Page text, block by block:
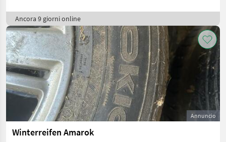
Ancora 9 giorni online
Annuncio
Winterreifen Amarok